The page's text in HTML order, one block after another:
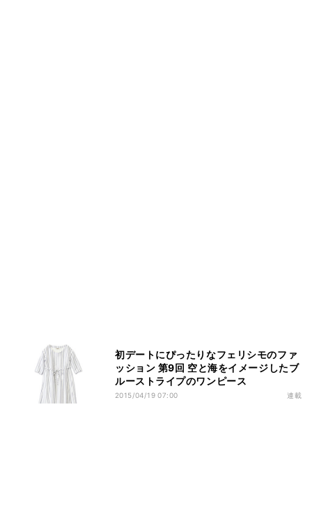
初デートにぴったりなフェリシモのファ
ッション 第9回 空と海をイメージしたブ
ルーストライプのワンピース
2015/04/19 07:00 連載